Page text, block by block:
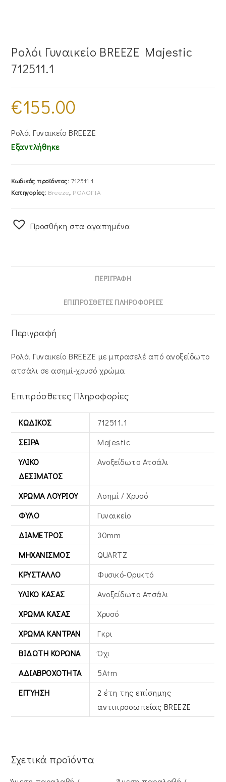
Ρολόι Γυναικείο BREEZE Majestic
712511.1
€155.00
Ρολόι Γυναικείο BREEZE
Εξαντλήθηκε
Κωδικός προϊόντος: 712511.1
Κατηγορίες: Breeze, ΡΟΛΟΓΙΑ
Προσθήκη στα αγαπημένα
ΠΕΡΙΓΡΑΦΉ
ΕΠΙΠΡΌΣΘΕΤΕΣ ΠΛΗΡΟΦΟΡΊΕΣ
Περιγραφή
Ρολόι Γυναικείο BREEZE με μπρασελέ από ανοξείδωτο
ατσάλι σε ασημί-χρυσό χρώμα
Επιπρόσθετες Πληροφορίες
ΚΩΔΙΚΌΣ
712511.1
ΣΕΙΡΆ
Majestic
ΥΛΙΚΌ
ΔΕΣΊΜΑΤΟΣ
Ανοξείδωτο Ατσάλι
ΧΡΏΜΑ ΛΟΥΡΙΟΎ
Ασημί / Χρυσό
ΦΎΛΟ
Γυναικείο
ΔΙΆΜΕΤΡΟΣ
30mm
ΜΗΧΑΝΙΣΜΌΣ
QUARTZ
ΚΡΎΣΤΑΛΛΟ
Φυσικό-Ορυκτό
ΥΛΙΚΌ ΚΆΣΑΣ
Ανοξείδωτο Ατσάλι
ΧΡΏΜΑ ΚΆΣΑΣ
Χρυσό
ΧΡΏΜΑ ΚΑΝΤΡΆΝ
Γκρι
ΒΙΔΩΤΉ ΚΟΡΏΝΑ
Όχι
ΑΔΙΑΒΡΟΧΌΤΗΤΑ
5Atm
ΕΓΓΎΗΣΗ
2 έτη της επίσημης
αντιπροσωπείας BREEZE
Σχετικά προϊόντα